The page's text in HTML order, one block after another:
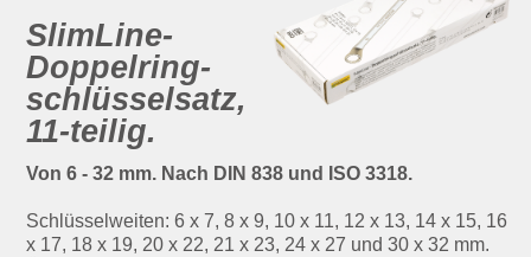
SlimLine-
Doppelring­
schlüsselsatz,
11-teilig.
Von 6 - 32 mm. Nach DIN 838 und ISO 3318.
Schlüsselweiten: 6 x 7, 8 x 9, 10 x 11, 12 x 13, 14 x 15, 16
x 17, 18 x 19, 20 x 22, 21 x 23, 24 x 27 und 30 x 32 mm.